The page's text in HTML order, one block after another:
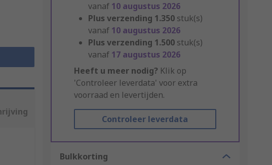
vanaf 10 augustus 2026
Plus verzending 1.350 stuk(s)
vanaf 10 augustus 2026
Plus verzending 1.500 stuk(s)
vanaf 17 augustus 2026
Heeft u meer nodig? Klik op
'Controleer leverdata' voor extra
voorraad en levertijden.
Controleer leverdata
Bulkkorting